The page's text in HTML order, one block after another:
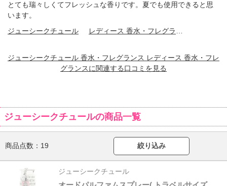
とても瑞々しくてフレッシュな香りです。夏でも使用できると思
います。
ジューシークチュール
ジューシークチュール 香水・フレグランス レディース 香水・フレ
グランスに関連する口コミを見る
ジューシークチュールの商品一覧
商品点数： 19 絞り込み
ジューシークチュール